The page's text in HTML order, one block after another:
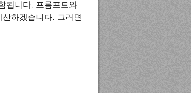
됩니다. 프롬프트와
하겠습니다. 그러면